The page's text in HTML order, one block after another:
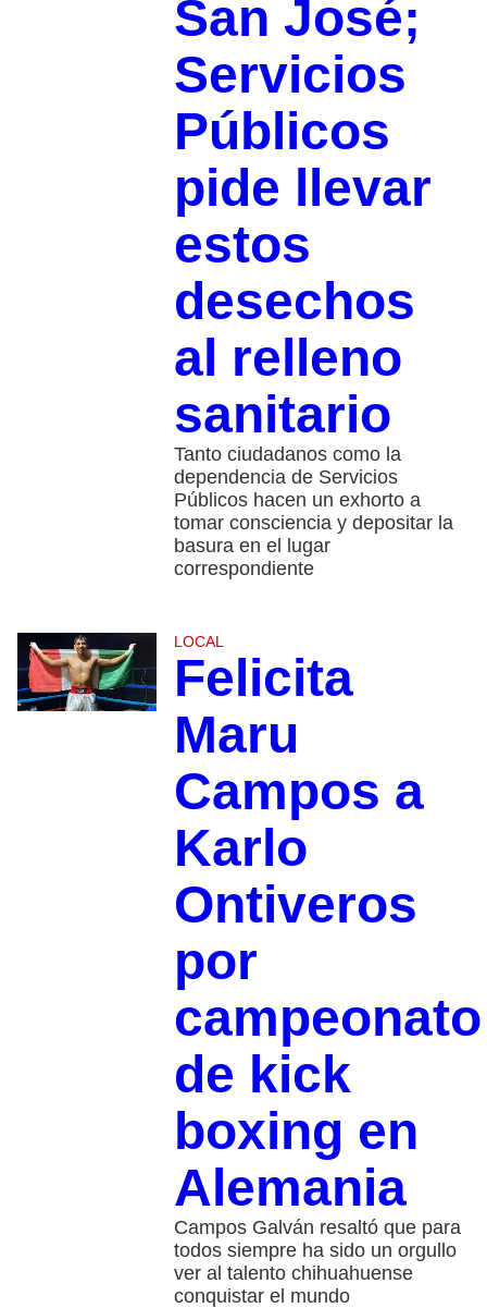
San José;
Servicios
Públicos
pide llevar
estos
desechos
al relleno
sanitario
Tanto ciudadanos como la
dependencia de Servicios
Públicos hacen un exhorto a
tomar consciencia y depositar la
basura en el lugar
correspondiente
LOCAL
Felicita
Maru
Campos a
Karlo
Ontiveros
por
campeonato
de kick
boxing en
Alemania
Campos Galván resaltó que para
todos siempre ha sido un orgullo
ver al talento chihuahuense
conquistar el mundo